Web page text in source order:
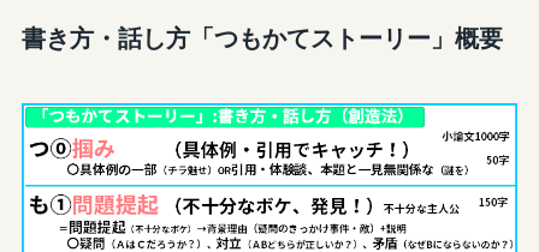
書き方・話し方「つもかてストーリー」概要